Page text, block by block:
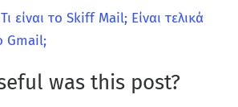
Τι είναι το Skiff Mail; Είναι τελικά
Gmail;
was this post?